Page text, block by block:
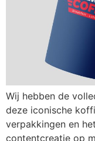
Wij hebben de
deze iconische
verpakkingen en
contentcreatie op